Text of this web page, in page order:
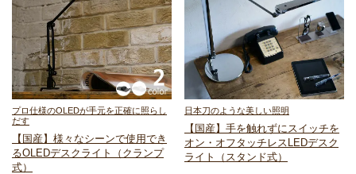
プロ仕様のOLEDが手元を正確に照らし
だす
【国産】様々なシーンで使用でき
るOLEDデスクライト（クランプ
式）
日本刀のような美しい照明
【国産】手を触れずにスイッチを
オン・オフタッチレスLEDデスク
ライト（スタンド式）